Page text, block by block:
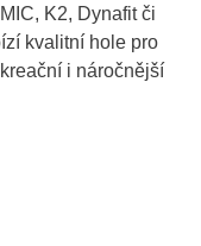
K2, Dynafit či
kvalitní hole pro
i náročnější